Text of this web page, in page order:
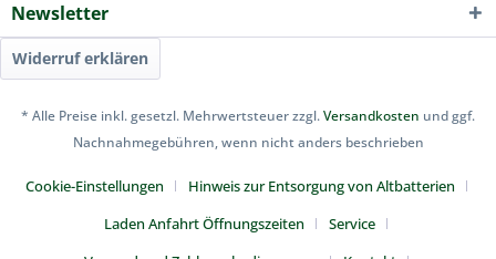
Newsletter
Widerruf erklären
* Alle Preise inkl. gesetzl. Mehrwertsteuer zzgl.Versandkosten und ggf.
Nachnahmegebühren, wenn nicht anders beschrieben
Cookie-Einstellungen
Hinweis zur Entsorgung von Altbatterien
Laden Anfahrt Öffnungszeiten
Service